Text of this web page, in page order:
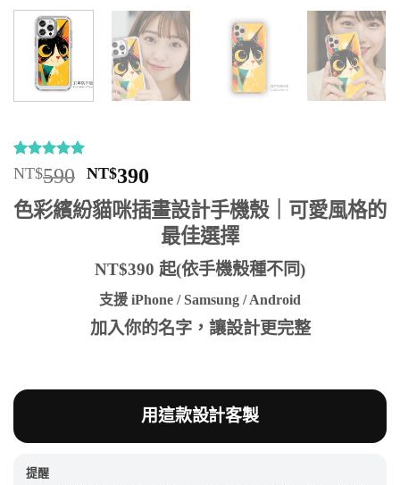
評分4.86
/ 5，已有
14
位顧客進
行評分
NT$590 原
始
價
NT$590。
NT$390
前
價
格：
NT$390。
色彩繽紛貓咪插畫設計手機殼｜可愛風格的
最佳選擇
NT$390 起(依手機殼種不同)
支援 iPhone / Samsung / Android
加入你的名字，讓設計更完整
用這款設計客製
提醒